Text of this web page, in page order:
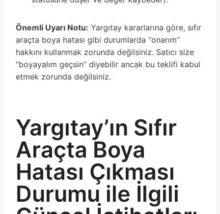
Önemli Uyarı Notu: Yargıtay kararlarına göre, sıfır
araçta boya hatası gibi durumlarda “onarım”
hakkını kullanmak zorunda değilsiniz. Satıcı size
“boyayalım geçsin” diyebilir ancak bu teklifi kabul
etmek zorunda değilsiniz.
Yargıtay’ın Sıfır
Araçta Boya
Hatası Çıkması
Durumu ile İlgili